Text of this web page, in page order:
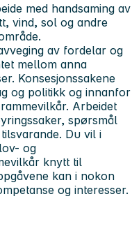
med handsaming av
vind, sol og andre
av fordelar og
mellom anna
Konsesjonssakene
og politikk og innanfor
Arbeidet
spørsmål
Du vil i
og
knytt til
kan i nokon
og interesser.